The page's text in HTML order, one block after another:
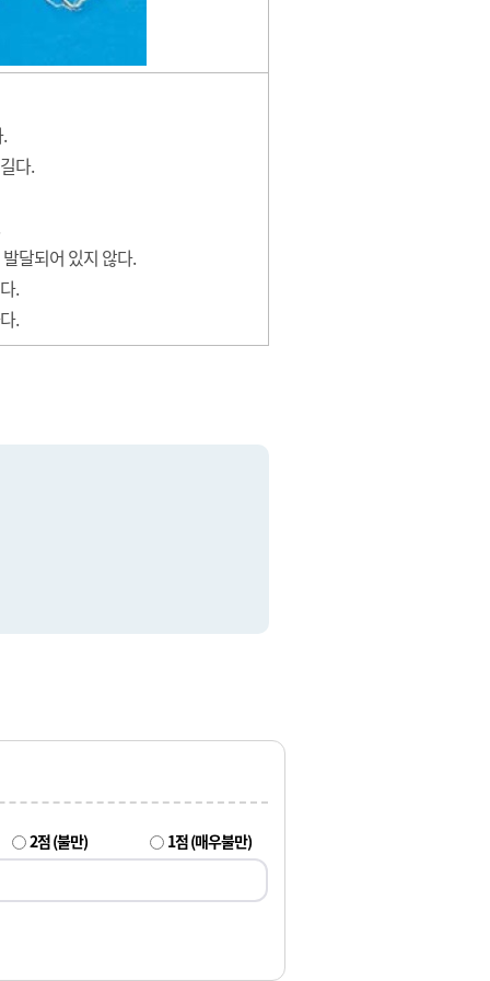
다.
달되어 있지 않다.
.
.
2점 (불만) 1점 (매우불만)